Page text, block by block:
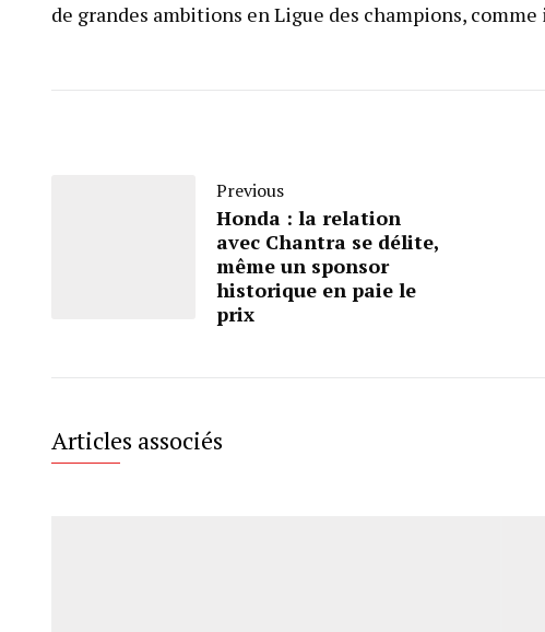
de grandes ambitions en Ligue des champions,
Previous
Honda : la relation
avec Chantra se délite,
même un sponsor
historique en paie le
prix
Articles associés